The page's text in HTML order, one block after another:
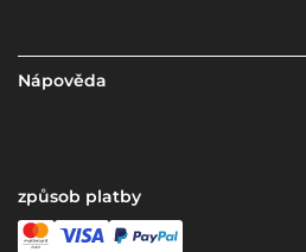
Nápověda
způsob platby